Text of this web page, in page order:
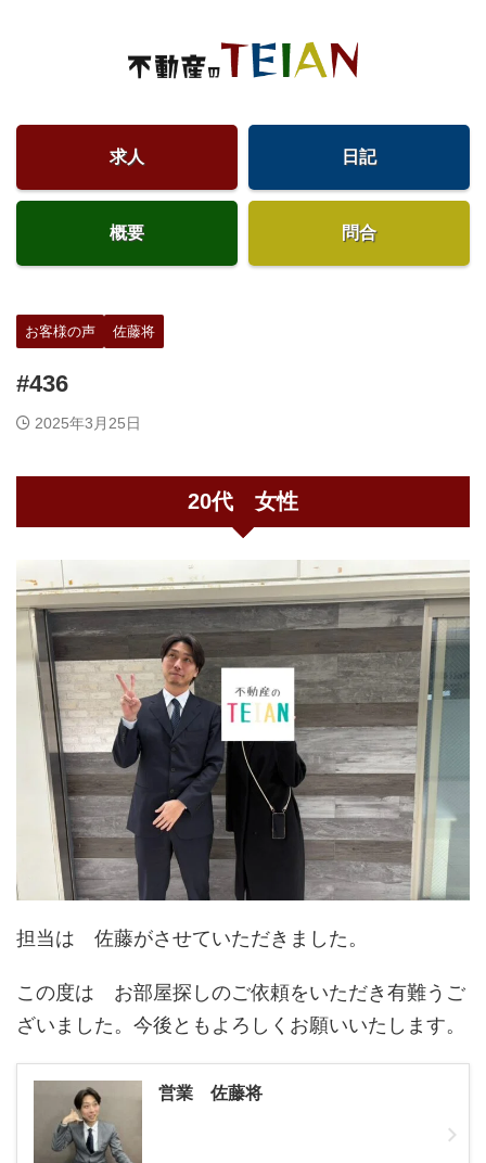
求人 日記
概要 問合
お客様の声 佐藤将
#436
2025年3月25日
20代 女性
担当は 佐藤がさせていただきました。
この度は お部屋探しのご依頼をいただき有難うご
ざいました。今後ともよろしくお願いいたします。
営業 佐藤将